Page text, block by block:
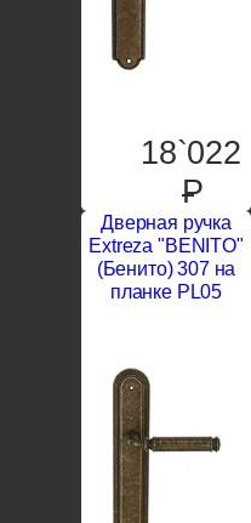
18`022
P
Дверная ручка
Extreza "BENITO"
(Бенито) 307 на
планке PL05